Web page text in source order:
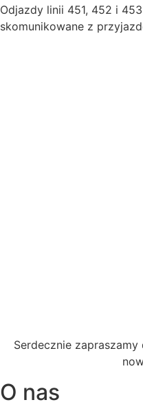
Odjazdy linii 451, 452 i
skomunikowane z
Serdecznie
O nas